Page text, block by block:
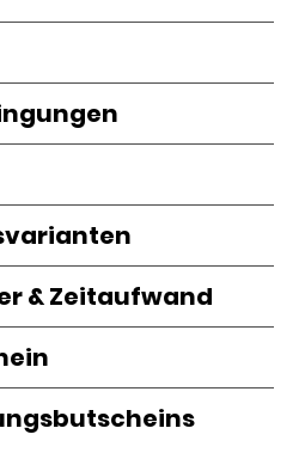
& Zeitaufwand